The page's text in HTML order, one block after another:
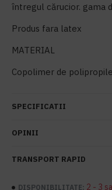
întregul cărucior. gama
Produs fara latex
MATERIAL
Copolimer de
SPECIFICATII
OPINII
TRANSPORT RAPID
DISPONIBILITATE: 2 - 3